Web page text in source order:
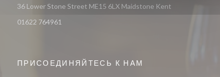
36 Lower Stone Street ME15 6LX Maidstone Kent
01622 764961
ПРИСОЕДИНЯЙТЕСЬ К НАМ